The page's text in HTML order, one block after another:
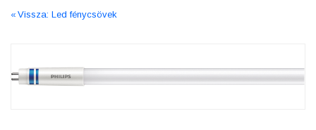
Vissza: Led fénycsövek